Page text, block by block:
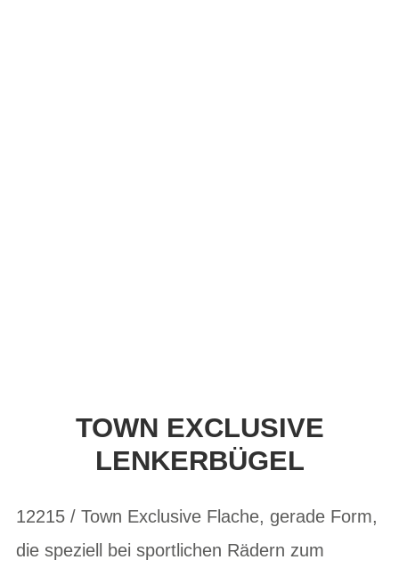
TOWN EXCLUSIVE
LENKERBÜGEL
12215 / Town Exclusive Flache, gerade Form,
die speziell bei sportlichen Rädern zum